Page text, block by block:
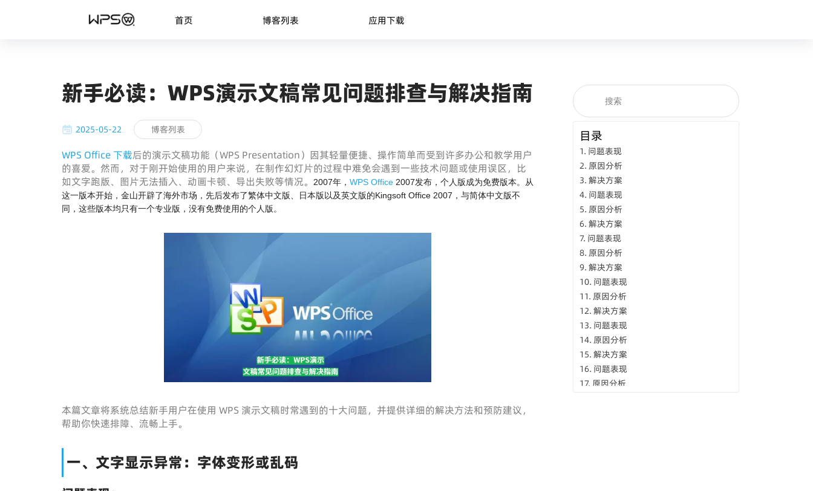
首页 博客列表 应用下载
新手必读：WPS演示文稿常见问题排查与解决指南
2025-05-22 博客列表
WPS Office 下载后的演示文稿功能（WPS Presentation）因其轻量便捷、操作简单而受到许多办公和教学用户
的喜爱。然而，对于刚开始使用的用户来说，在制作幻灯片的过程中难免会遇到一些技术问题或使用误区，比
如文字跑版、图片无法插入、动画卡顿、导出失败等情况。
2007年， WPS Office 2007发布，个人版成为免费版本。从
这一版本开始，金山开辟了海外市场，先后发布了繁体中文版、日本版以及英文版的Kingsoft Office 2007，与简体中文版不
同，这些版本均只有一个专业版，没有免费使用的个人版。
本篇文章将系统总结新手用户在使用 WPS 演示文稿时常遇到的十大问题，并提供详细的解决方法和预防建议，
帮助你快速排障、流畅上手。
一、文字显示异常：字体变形或乱码
目录
问题表现
原因分析
解决方案
问题表现
原因分析
解决方案
问题表现
原因分析
解决方案
问题表现
原因分析
解决方案
问题表现
原因分析
解决方案
问题表现
原因分析